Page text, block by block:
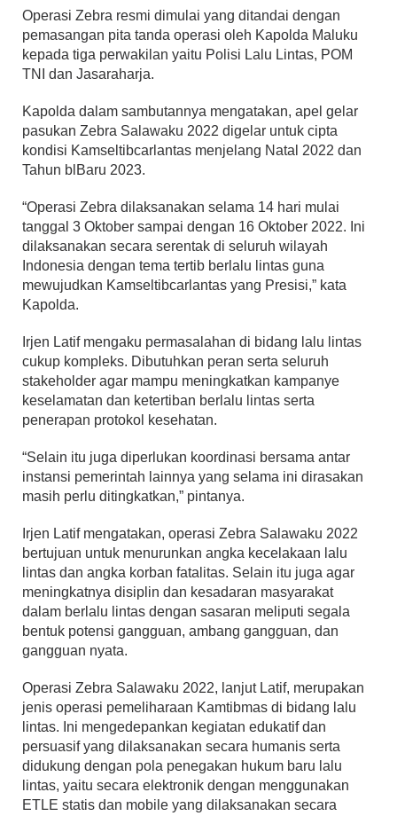
Operasi Zebra resmi dimulai yang ditandai dengan
pemasangan pita tanda operasi oleh Kapolda Maluku
kepada tiga perwakilan yaitu Polisi Lalu Lintas, POM
TNI dan Jasaraharja.
Kapolda dalam sambutannya mengatakan, apel gelar
pasukan Zebra Salawaku 2022 digelar untuk cipta
kondisi Kamseltibcarlantas menjelang Natal 2022 dan
Tahun blBaru 2023.
“Operasi Zebra dilaksanakan selama 14 hari mulai
tanggal 3 Oktober sampai dengan 16 Oktober 2022. Ini
dilaksanakan secara serentak di seluruh wilayah
Indonesia dengan tema tertib berlalu lintas guna
mewujudkan Kamseltibcarlantas yang Presisi,” kata
Kapolda.
Irjen Latif mengaku permasalahan di bidang lalu lintas
cukup kompleks. Dibutuhkan peran serta seluruh
stakeholder agar mampu meningkatkan kampanye
keselamatan dan ketertiban berlalu lintas serta
penerapan protokol kesehatan.
“Selain itu juga diperlukan koordinasi bersama antar
instansi pemerintah lainnya yang selama ini dirasakan
masih perlu ditingkatkan,” pintanya.
Irjen Latif mengatakan, operasi Zebra Salawaku 2022
bertujuan untuk menurunkan angka kecelakaan lalu
lintas dan angka korban fatalitas. Selain itu juga agar
meningkatnya disiplin dan kesadaran masyarakat
dalam berlalu lintas dengan sasaran meliputi segala
bentuk potensi gangguan, ambang gangguan, dan
gangguan nyata.
Operasi Zebra Salawaku 2022, lanjut Latif, merupakan
jenis operasi pemeliharaan Kamtibmas di bidang lalu
lintas. Ini mengedepankan kegiatan edukatif dan
persuasif yang dilaksanakan secara humanis serta
didukung dengan pola penegakan hukum baru lalu
lintas, yaitu secara elektronik dengan menggunakan
ETLE statis dan mobile yang dilaksanakan secara